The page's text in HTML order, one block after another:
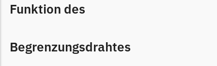
Powerplus
Funktion des
Begrenzungsdrahtes